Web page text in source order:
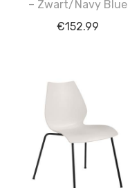
– Zwart/Navy Blue
€152.99